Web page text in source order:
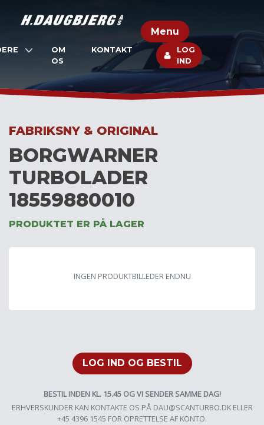
Menu
OM
OS
KONTAKT
LOG
IND
FABRIKSNY & ORIGINAL
BORGWARNER
TURBOLADER
18559880010
PRODUKTET ER PÅ LAGER
INGEN PRODUKTBILLEDER ENDNU
LOG IND OG BESTIL
BESTIL INDEN KL. 15.45 OG VI SENDER SAMME DAG!
ERHVERSKUNDER KAN KONTAKTE OS PÅ DAU@SCANTURBO.DKELLER
+45 4396 1545 FOR OPRETTELSE AF KONTO.